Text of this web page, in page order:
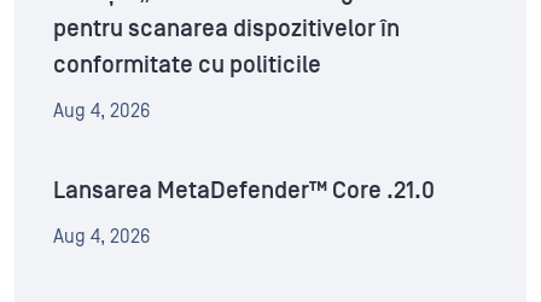
pentru scanarea dispozitivelor în
conformitate cu politicile
Aug 4, 2026
Lansarea MetaDefender™ Core .21.0
Aug 4, 2026